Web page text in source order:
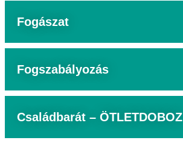
Fogászat
Fogszabályozás
Családbarát – ÖTLETDOBOZ